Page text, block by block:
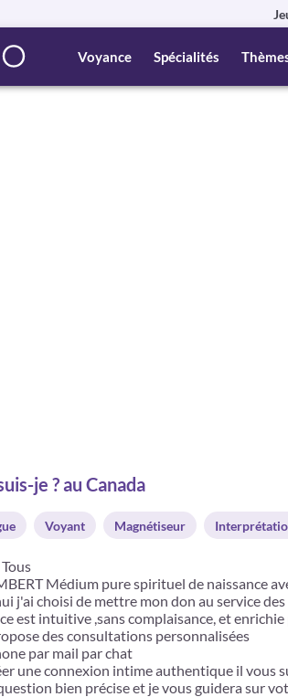
Voyance Spécialités
je ? au Canada
Voyant Magnétiseur
Médium pure spirituel de naissance
j'ai choisi de mettre mon don au service
est intuitive ,sans complaisance, et
des consultations personnalisées
par mail par chat
une connexion intime authentique il vous
bien précise et je vous guidera sur